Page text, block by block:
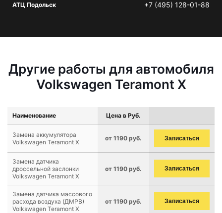
АТЦ Подольск +7 (495) 128-01-88
Другие работы для автомобиля
Volkswagen Teramont X
Наименование Цена в Руб.
Замена аккумулятора
Volkswagen Teramont X
от 1190 руб. Записаться
Замена датчика
дроссельной заслонки
Volkswagen Teramont X
от 1190 руб. Записаться
Замена датчика массового
расхода воздуха (ДМРВ)
Volkswagen Teramont X
от 1190 руб. Записаться